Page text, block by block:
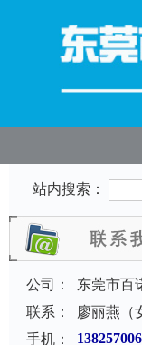
站内搜索：
公司：
东莞市百
联系：
廖丽燕（
手机：